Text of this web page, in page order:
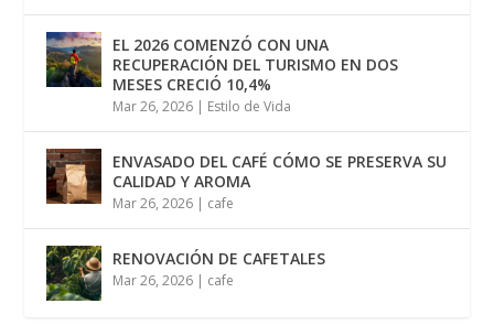
EL 2026 COMENZÓ CON UNA
RECUPERACIÓN DEL TURISMO EN DOS
MESES CRECIÓ 10,4%
Mar 26, 2026 | Estilo de Vida
ENVASADO DEL CAFÉ CÓMO SE PRESERVA SU
CALIDAD Y AROMA
Mar 26, 2026 | cafe
RENOVACIÓN DE CAFETALES
Mar 26, 2026 | cafe